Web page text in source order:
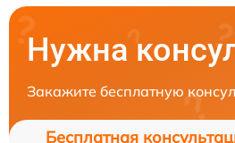
Нужна
Закажите бесплатную
Бесплатная